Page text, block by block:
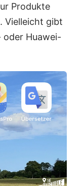
Produkte
Vielleicht gibt
oder Huawei-